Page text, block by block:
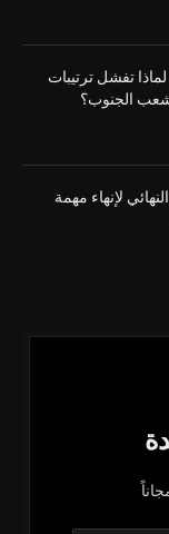
تفشل ترتيبات
شعب الجنوب؟
لإنهاء مهمة